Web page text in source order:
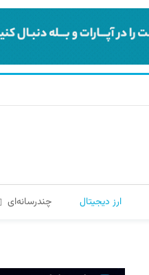
ارز دیجیتال چندرسانه‌ای